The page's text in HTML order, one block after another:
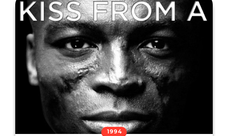
1994